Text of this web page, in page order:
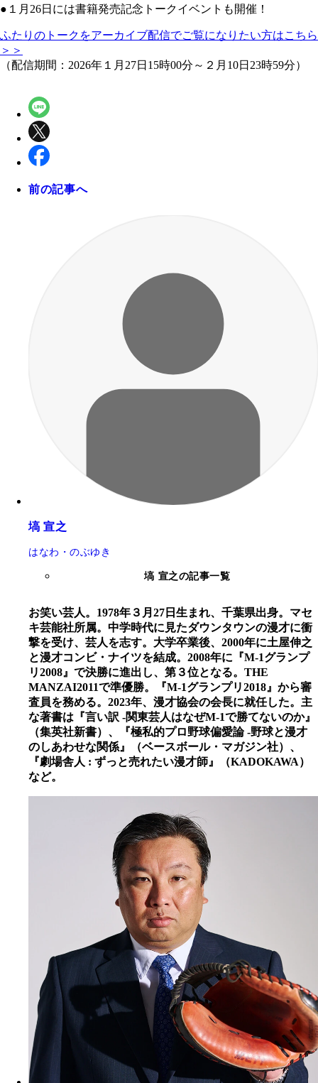
●１月26日には書籍発売記念トークイベントも開催！
ふたりのトークをアーカイブ配信でご覧になりたい方はこちら
＞＞
（配信期間：2026年１月27日15時00分～２月10日23時59分）
前の記事へ
塙 宣之
はなわ・のぶゆき
塙 宣之の記事一覧
お笑い芸人。1978年３月27日生まれ、千葉県出身。マセ
キ芸能社所属。中学時代に見たダウンタウンの漫才に衝
撃を受け、芸人を志す。大学卒業後、2000年に土屋伸之
と漫才コンビ・ナイツを結成。2008年に『M-1グランプ
リ2008』で決勝に進出し、第３位となる。THE
MANZAI2011で準優勝。『M-1グランプリ2018』から審
査員を務める。2023年、漫才協会の会長に就任した。主
な著書は『言い訳 -関東芸人はなぜM-1で勝てないのか』
（集英社新書）、『極私的プロ野球偏愛論 -野球と漫才
のしあわせな関係』（ベースボール・マガジン社）、
『劇場舎人 : ずっと売れたい漫才師』（KADOKAWA）
など。